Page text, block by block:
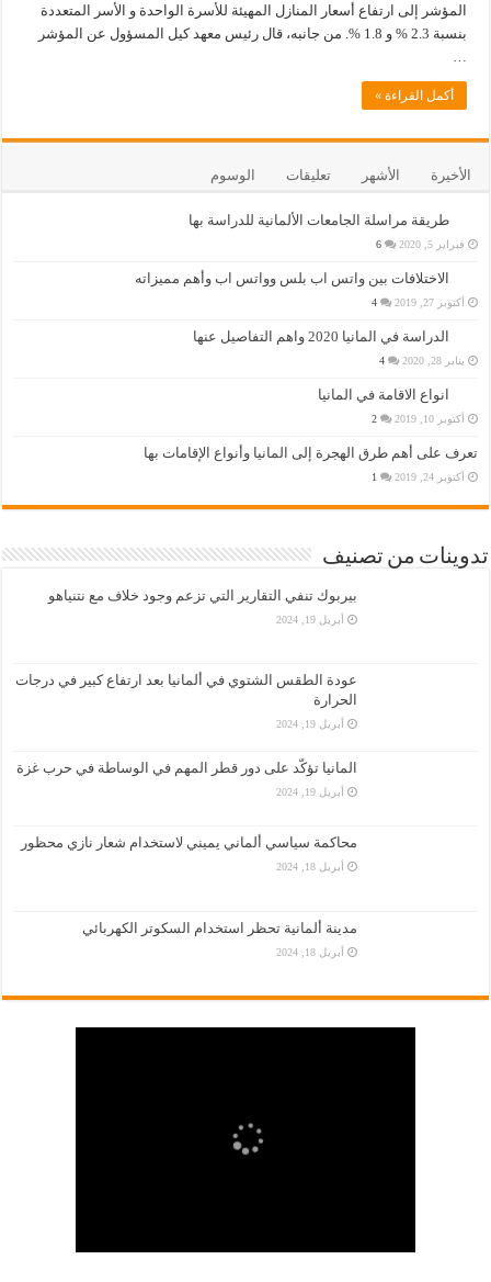
المؤشر إلى ارتفاع أسعار المنازل المهيئة للأسرة الواحدة و الأسر المتعددة
بنسبة 2.3 % و 1.8 %. من جانبه، قال رئيس معهد كيل المسؤول عن المؤشر
أكمل القراءة »
الأخيرة الأشهر تعليقات الوسوم
طريقة مراسلة الجامعات الألمانية للدراسة بها
فبراير 5, 2020 6
الاختلافات بين واتس اب بلس وواتس اب وأهم مميزاته
أكتوبر 27, 2019 4
الدراسة في المانيا 2020 واهم التفاصيل عنها
يناير 28, 2020 4
انواع الاقامة في المانيا
أكتوبر 10, 2019 2
تعرف على أهم طرق الهجرة إلى المانيا وأنواع الإقامات بها
أكتوبر 24, 2019 1
تدوينات من تصنيف
بيربوك تنفي التقارير التي تزعم وجود خلاف مع نتنياهو
أبريل 19, 2024
عودة الطقس الشتوي في ألمانيا بعد ارتفاع كبير في درجات
الحرارة
أبريل 19, 2024
المانيا تؤكّد على دور قطر المهم في الوساطة في حرب غزة
أبريل 19, 2024
محاكمة سياسي ألماني يميني لاستخدام شعار نازي محظور
أبريل 18, 2024
مدينة ألمانية تحظر استخدام السكوتر الكهربائي
أبريل 18, 2024